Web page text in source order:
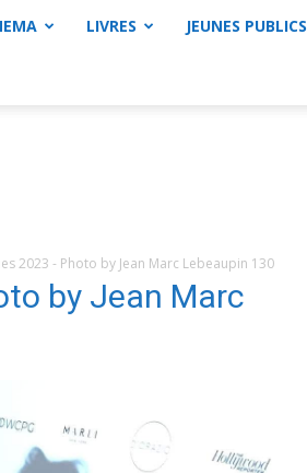
LIVRES JEUNES PUBLICS
2023 - Photo by Jean Marc Lebeaupin 130
by Jean Marc